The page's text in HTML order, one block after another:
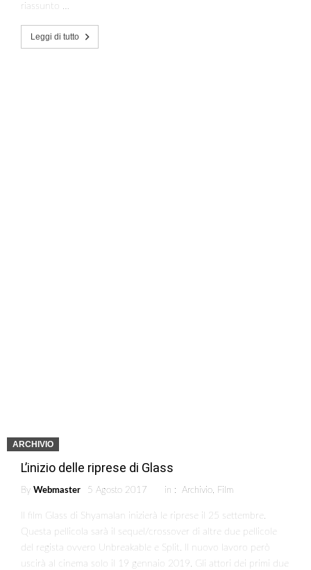
riassunto …
Leggi di tutto
ARCHIVIO
L’inizio delle riprese di Glass
By Webmaster 5 Agosto 2017 in : Archivio, Film
Il film Glass di Shyamalan inizierà le riprese il 25 settembre.
Questa pellicola sarà il sequel/crossover di altre due pellicole
del regista ovvero Unbreakable e Split. Il nuovo lavoro però
uscirà al cinema solo il 19 gennaio 2019. Gli attori dei primi due